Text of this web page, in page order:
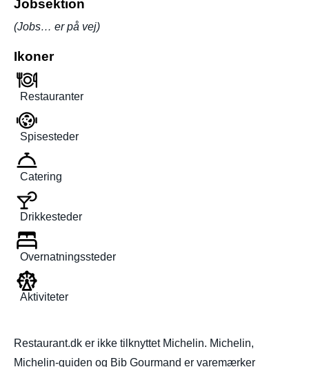
Jobsektion
(Jobs… er på vej)
Ikoner
Restauranter
Spisesteder
Catering
Drikkesteder
Overnatningssteder
Aktiviteter
Restaurant.dk er ikke tilknyttet Michelin. Michelin,
Michelin-guiden og Bib Gourmand er varemærker